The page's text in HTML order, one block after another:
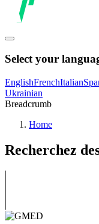
Select your
EnglishFrenchItalian
Ukrainian
Breadcrumb
Home
Recherchez